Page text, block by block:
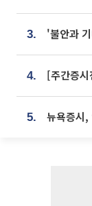
3.
4.
5.